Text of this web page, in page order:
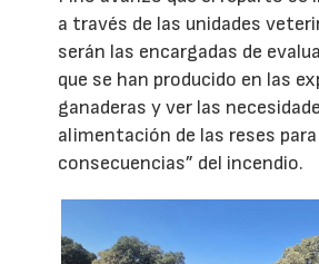
a través de las unidades
serán las encargadas de
que se han producido en las
ganaderas y ver las
alimentación de las reses
consecuencias” del incendio.